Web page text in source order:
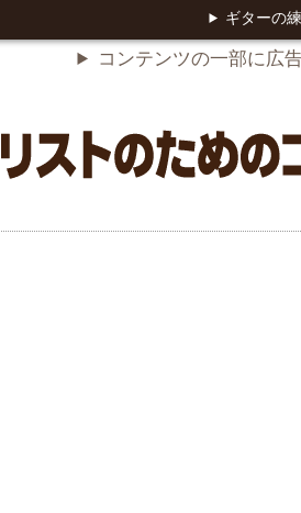
ギターの
コンテンツの一部に広